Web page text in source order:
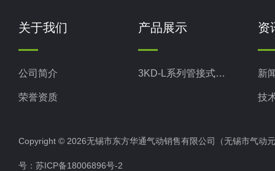
关于我们
公司简介
荣誉资质
产品展示
3KD-L系列管接式换向阀
资
新
技
Copyright © 2026无锡市东方华通气动销售有限公司（无锡市气
号： 苏ICP备18006896号-2